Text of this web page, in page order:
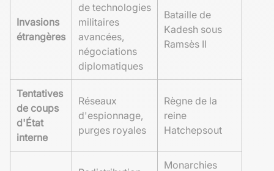
Invasions
étrangères
de technologies
militaires
avancées,
négociations
diplomatiques
Bataille de
Kadesh sous
Ramsès II
Tentatives
de coups
d'État
interne
Réseaux
d'espionnage,
purges royales
Règne de la
reine
Hatchepsout
Monarchies